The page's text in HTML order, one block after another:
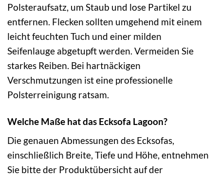
Polsteraufsatz, um Staub und lose Partikel zu
entfernen. Flecken sollten umgehend mit einem
leicht feuchten Tuch und einer milden
Seifenlauge abgetupft werden. Vermeiden Sie
starkes Reiben. Bei hartnäckigen
Verschmutzungen ist eine professionelle
Polsterreinigung ratsam.
Welche Maße hat das Ecksofa Lagoon?
Die genauen Abmessungen des Ecksofas,
einschließlich Breite, Tiefe und Höhe, entnehmen
Sie bitte der Produktübersicht auf der